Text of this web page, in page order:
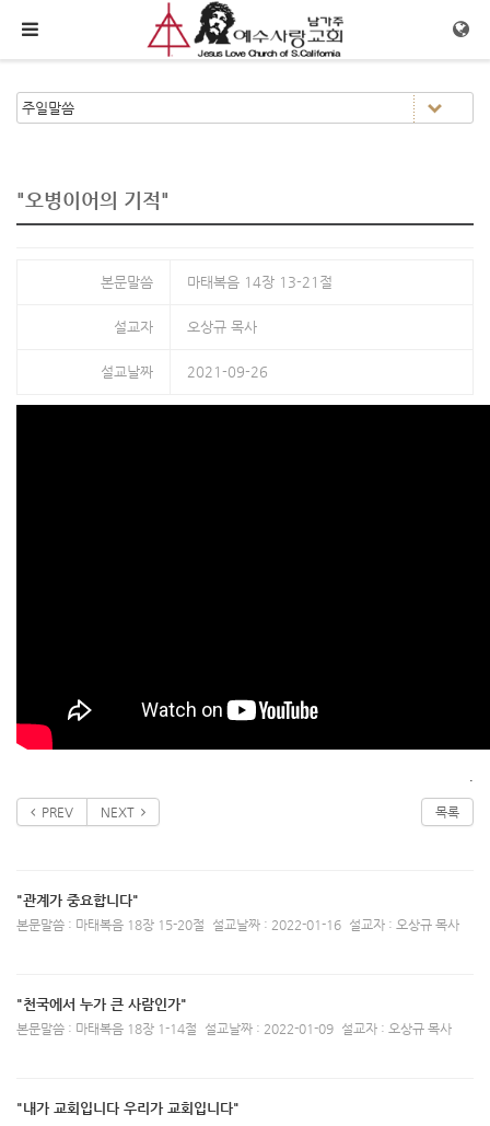
메뉴 건너뛰기
"오병이어의 기적"
본문말씀 마태복음 14장 13-21절
설교자 오상규 목사
설교날짜 2021-09-26
.
PREV NEXT 목록
"관계가 중요합니다"
본문말씀 : 마태복음 18장 15-20절 설교날짜 : 2022-01-16 설교자 : 오상규 목사
"천국에서 누가 큰 사람인가"
본문말씀 : 마태복음 18장 1-14절 설교날짜 : 2022-01-09 설교자 : 오상규 목사
"내가 교회입니다 우리가 교회입니다"